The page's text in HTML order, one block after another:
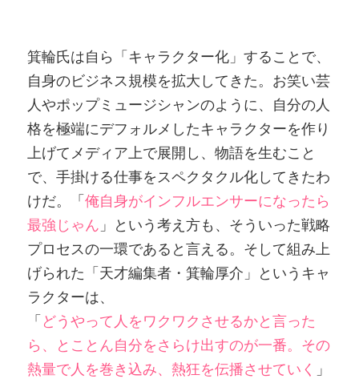
箕輪氏は自ら「キャラクター化」することで、
自身のビジネス規模を拡大してきた。お笑い芸
人やポップミュージシャンのように、自分の人
格を極端にデフォルメしたキャラクターを作り
上げてメディア上で展開し、物語を生むこと
で、手掛ける仕事をスペクタクル化してきたわ
けだ。「俺自身がインフルエンサーになったら
最強じゃん 」という考え方も、そういった戦略
プロセスの一環であると言える。そして組み上
げられた「天才編集者・箕輪厚介」というキャ
ラクターは、
「どうやって人をワクワクさせるかと言った
ら、とことん自分をさらけ出すのが一番。その
熱量で人を巻き込み、熱狂を伝播させていく 」